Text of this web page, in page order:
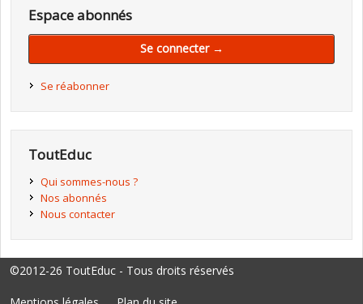
Espace abonnés
Se connecter →
Se réabonner
ToutEduc
Qui sommes-nous ?
Nos abonnés
Nous contacter
©2012-26 ToutEduc - Tous droits réservés